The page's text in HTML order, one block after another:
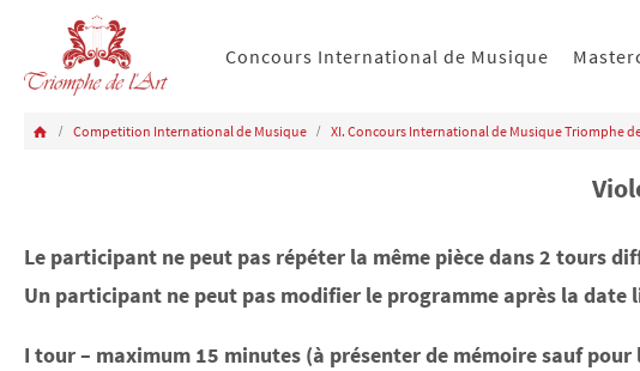
Concours International de Musique
Competition International de Musique XI. Concours International de Musique Triomphe
Le participant ne peut pas répéter la même pièce dans 2 tours
Un participant ne peut pas modifier le programme après la date
I tour – maximum 15 minutes (à présenter de mémoire sauf pour